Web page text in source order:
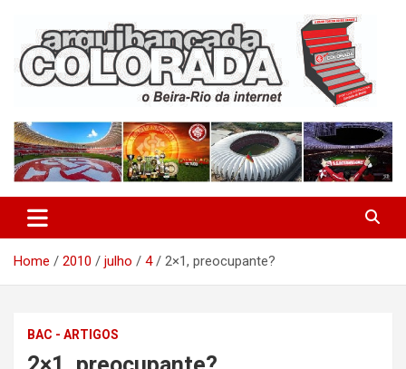
content
Arquibancada Colorada
Home 2010 julho 4 2×1, preocupante?
BAC - ARTIGOS